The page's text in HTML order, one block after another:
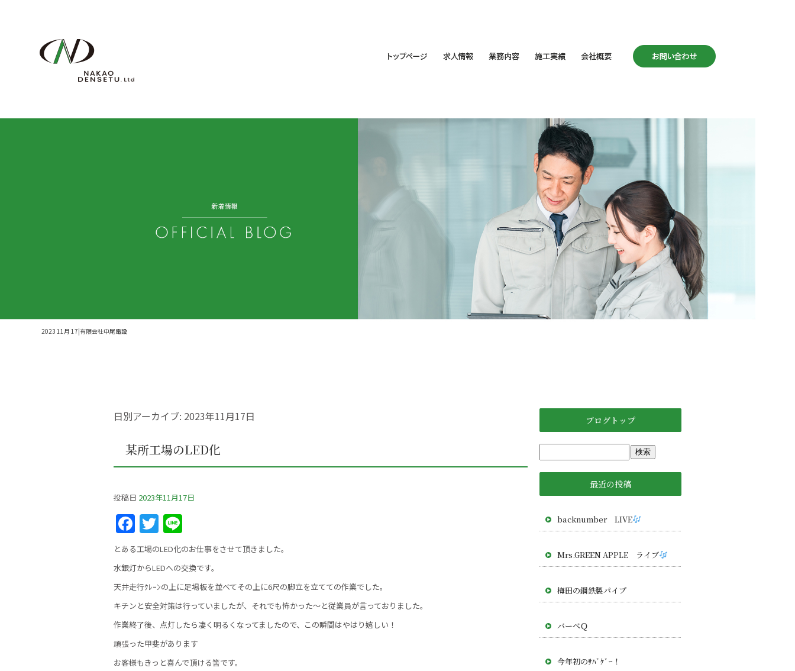
2023 11月 17|有限会社中尾電設
日別アーカイブ: 2023年11月17日
某所工場のLED化
投稿日 2023年11月17日
F
a
c
e
b
o
o
k
T
w
itt
er
n
e
とある工場のLED化のお仕事をさせて頂きました。
水銀灯からLEDへの交換です。
天井走行ｸﾚｰﾝの上に足場板を並べてその上に6尺の脚立を立てての作業でした。
キチンと安全対策は行っていましたが、それでも怖かった～と従業員が言っておりました。
作業終了後、点灯したら凄く明るくなってましたので、この瞬間はやはり嬉しい！
頑張った甲斐があります
お客様もきっと喜んで頂ける筈です。
ブログトップ
最近の投稿
backnumber LIVE
Mrs.GREEN APPLE ライブ
梅田の鋼鉄製パイプ
バーべＱ
今年初のｻﾊﾞｹﾞｰ！